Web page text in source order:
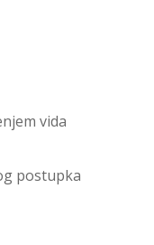
vida
postupka